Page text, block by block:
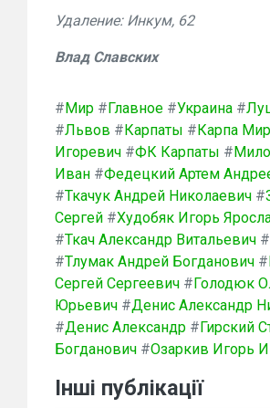
Удаление: Инкум, 62
Влад Славских
#Мир #Главное #Украина #
#Львов #Карпаты #Карпа
Игоревич #ФК Карпаты #
Иван #Федецкий Артем
#Ткачук Андрей Николаевич #
Сергей #Худобяк Игорь
#Ткач Александр Витальевич #
#Тлумак Андрей Богданович #
Сергей Сергеевич #Голодюк
Юрьевич #Денис Александр
#Денис Александр #Гирский
Богданович #Озаркив Игорь
Інші публікації